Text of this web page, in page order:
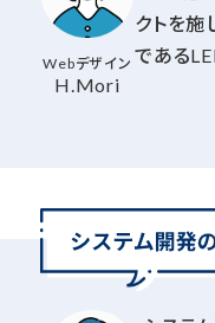
Webデザイン
H.Mori
クトを施
である